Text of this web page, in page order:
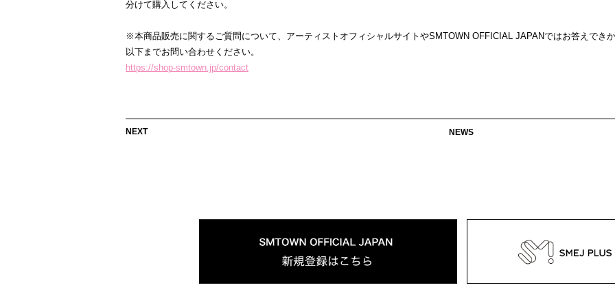
分けて購入してください。
※本商品販売に関するご質問について、アーティストオフィシャルサイトやSMTOWN OFFICIAL JAPANではお答えでき
以下までお問い合わせください。
https://shop-smtown.jp/contact
NEXT NEWS